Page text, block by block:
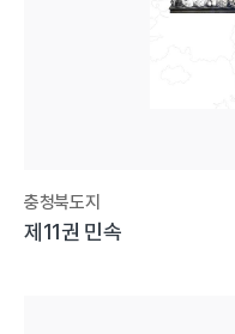
충청북도지
제11권 민속